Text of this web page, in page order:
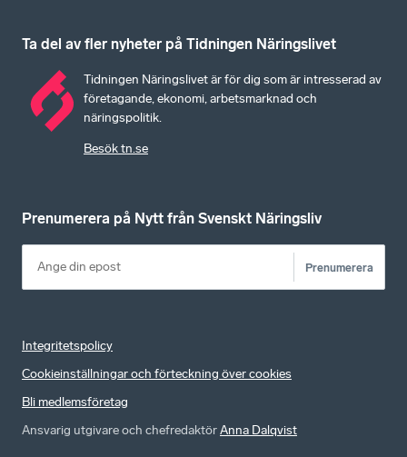
Ta del av fler nyheter på Tidningen Näringslivet
Tidningen Näringslivet är för dig som är intresserad av
företagande, ekonomi, arbetsmarknad och
näringspolitik.
Besök tn.se
Prenumerera på Nytt från Svenskt Näringsliv
Prenumerera
Integritetspolicy
Cookieinställningar och förteckning över cookies
Bli medlemsföretag
Ansvarig utgivare och chefredaktörAnna Dalqvist